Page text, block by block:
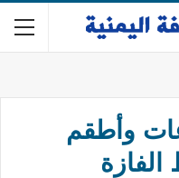
وأطقم